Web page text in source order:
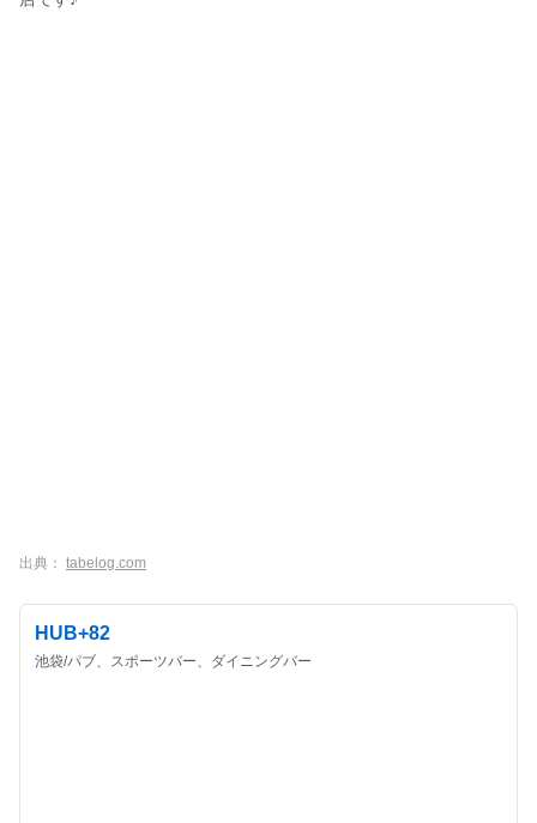
出典： tabelog.com
HUB+82
池袋/パブ、スポーツバー、ダイニングバー